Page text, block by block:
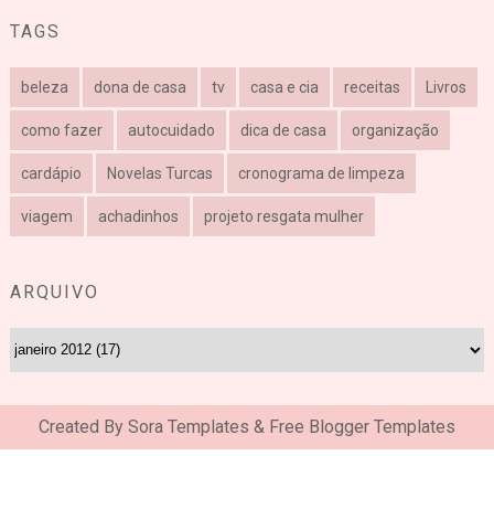
TAGS
beleza dona de casa tv casa e cia receitas Livros
como fazer autocuidado dica de casa organização
cardápio Novelas Turcas cronograma de limpeza
viagem achadinhos projeto resgata mulher
ARQUIVO
Created By Sora Templates & Free Blogger Templates